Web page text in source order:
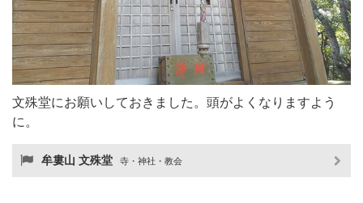
文殊堂にお願いしておきました。頭がよくなりますよう
に。
牟婁山 文殊堂 寺・神社・教会